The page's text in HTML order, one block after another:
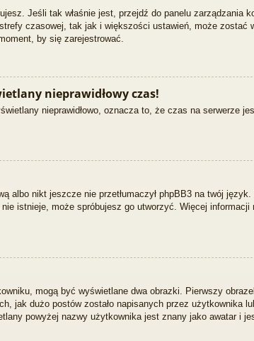
Jeśli tak właśnie jest, przejdź do panelu zarządzania
czasowej, tak jak i większości ustawień, może zostać
by się zarejestrować.
nieprawidłowy czas!
nieprawidłowo, oznacza to, że czas na serwerze
albo nikt jeszcze nie przetłumaczył phpBB3 na twój
istnieje, może spróbujesz go utworzyć. Więcej
mogą być wyświetlane dwa obrazki. Pierwszy
jak dużo postów zostało napisanych przez użytkownika
powyżej nazwy użytkownika jest znany jako awatar i